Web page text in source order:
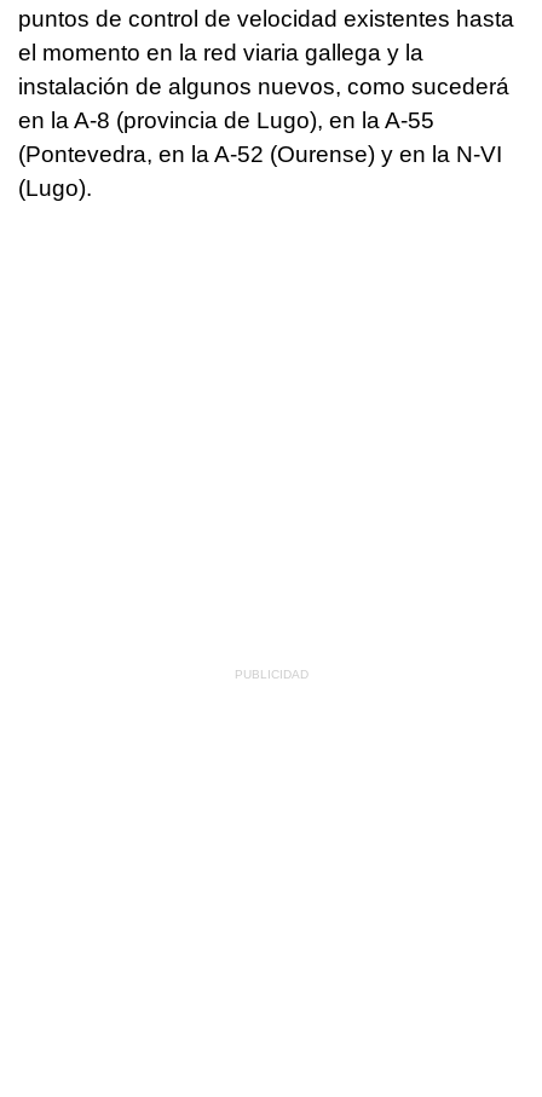
puntos de control de velocidad existentes hasta
el momento en la red viaria gallega y la
instalación de algunos nuevos, como sucederá
en la A-8 (provincia de Lugo), en la A-55
(Pontevedra, en la A-52 (Ourense) y en la N-VI
(Lugo).